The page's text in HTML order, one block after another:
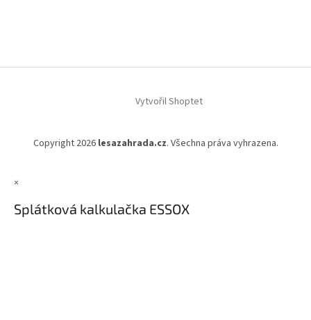
Vytvořil Shoptet
Copyright 2026 lesazahrada.cz. Všechna práva vyhrazena.
×
Splátková kalkulačka ESSOX